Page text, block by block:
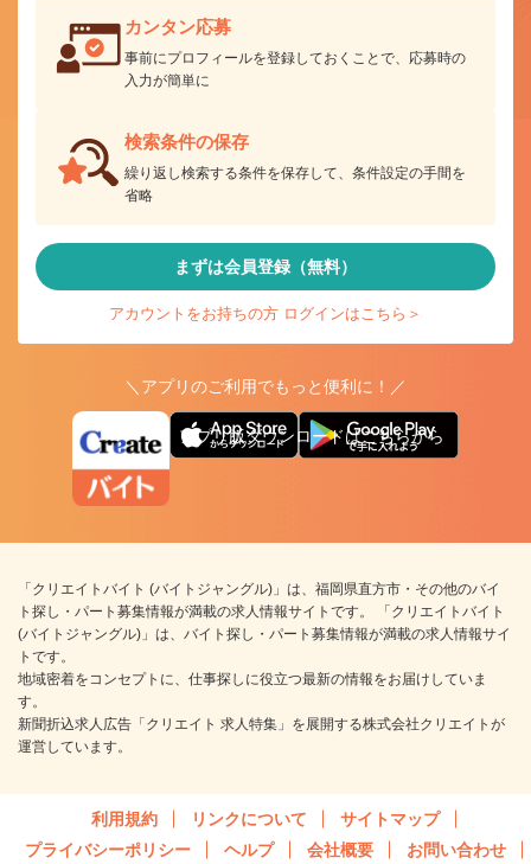
カンタン応募
事前にプロフィールを登録しておくことで、応募時の
入力が簡単に
検索条件の保存
繰り返し検索する条件を保存して、条件設定の手間を
省略
まずは会員登録（無料）
アカウントをお持ちの方 ログインはこちら＞
＼アプリのご利用でもっと便利に！／
アプリ版ダウンロードはこちらから
「クリエイトバイト (バイトジャングル)」は、福岡県直方市・その他のバイ
ト探し・パート募集情報が満載の求人情報サイトです。 「クリエイトバイト
(バイトジャングル)」は、バイト探し・パート募集情報が満載の求人情報サイ
トです。
地域密着をコンセプトに、仕事探しに役立つ最新の情報をお届けしていま
す。
新聞折込求人広告「クリエイト 求人特集」を展開する株式会社クリエイトが
運営しています。
利用規約 リンクについて
サイトマップ
プライバシーポリシー
ヘルプ 会社概要 お問い合わせ